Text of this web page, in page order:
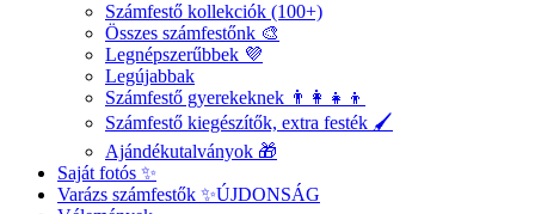
Számfestő kollekciók (100+)
Összes számfestőnk 🎨
Legnépszerűbbek 💜
Legújabbak
Számfestő gyerekeknek 👨‍👩‍👧‍👦
Számfestő kiegészítők, extra festék 🖌️
Ajándékutalványok 🎁
Saját fotós ✨
Varázs számfestők ✨ÚJDONSÁG